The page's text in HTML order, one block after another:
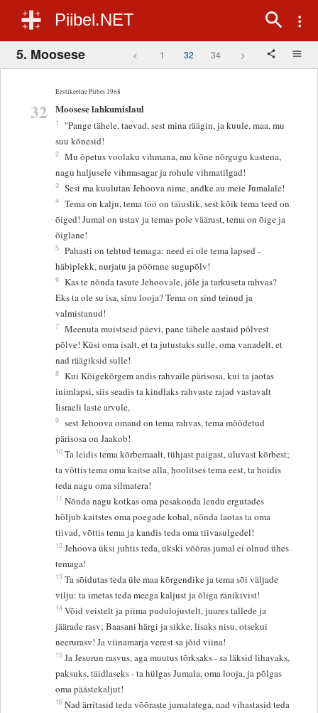
Piibel.NET
5. Moosese < 1 32 34 >
Eestikeelne Piibel 1968
32 Moosese lahkumislaul
1
"Pange tähele, taevad, sest mina räägin, ja kuule, maa, mu
suu kõnesid!
2 Mu õpetus voolaku vihmana, mu kõne nõrgugu kastena,
nagu haljusele vihmasagar ja rohule vihmatilgad!
3 Sest ma kuulutan Jehoova nime, andke au meie Jumalale!
4 Tema on kalju, tema töö on täiuslik, sest kõik tema teed on
õiged! Jumal on ustav ja temas pole väärust, tema on õige ja
õiglane!
5 Pahasti on tehtud temaga: need ei ole tema lapsed -
häbiplekk, nurjatu ja pöörane sugupõlv!
6 Kas te nõnda tasute Jehoovale, jõle ja tarkuseta rahvas?
Eks ta ole su isa, sinu looja? Tema on sind teinud ja
valmistanud!
7 Meenuta muistseid päevi, pane tähele aastaid põlvest
põlve! Küsi oma isalt, et ta jutustaks sulle, oma vanadelt, et
nad räägiksid sulle!
8 Kui Kõigekõrgem andis rahvaile pärisosa, kui ta jaotas
inimlapsi, siis seadis ta kindlaks rahvaste rajad vastavalt
Iisraeli laste arvule,
9 sest Jehoova omand on tema rahvas, tema mõõdetud
pärisosa on Jaakob!
10 Ta leidis tema kõrbemaalt, tühjast paigast, uluvast kõrbest;
ta võttis tema oma kaitse alla, hoolitses tema eest, ta hoidis
teda nagu oma silmatera!
11 Nõnda nagu kotkas oma pesakonda lendu ergutades
hõljub kaitstes oma poegade kohal, nõnda laotas ta oma
tiivad, võttis tema ja kandis teda oma tiivasulgedel!
12 Jehoova üksi juhtis teda, ükski võõras jumal ei olnud ühes
temaga!
13 Ta sõidutas teda üle maa kõrgendike ja tema sõi väljade
vilju: ta imetas teda meega kaljust ja õliga ränikivist!
14 Võid veistelt ja piima pudulojustelt, juures tallede ja
jäärade rasv; Baasani härgi ja sikke, lisaks nisu, otsekui
neerurasv! Ja viinamarja verest sa jõid viina!
15 Ja Jesurun rasvus, aga muutus tõrksaks - sa läksid lihavaks,
paksuks, täidlaseks - ta hülgas Jumala, oma looja, ja põlgas
oma päästekaljut!
16 Nad ärritasid teda võõraste jumalatega, nad vihastasid teda